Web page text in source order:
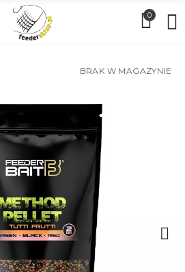
0
BRAK W MAGAZYNIE